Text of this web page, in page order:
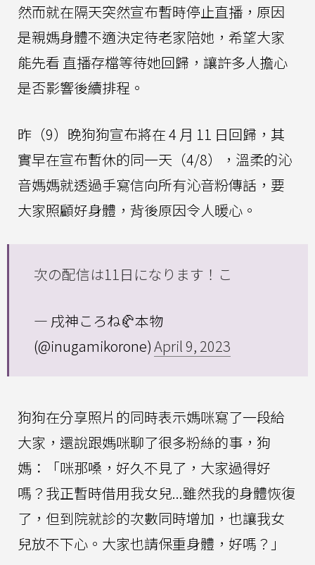
然而就在隔天突然宣布暫時停止直播，原因
是親媽身體不適決定待老家陪她，希望大家
能先看 直播存檔等待她回歸，讓許多人擔心
是否影響後續排程。
昨（9）晚狗狗宣布將在 4 月 11 日回歸，其
實早在宣布暫休的同一天（4/8），溫柔的沁
音媽媽就透過手寫信向所有沁音粉傳話，要
大家照顧好身體，背後原因令人暖心。
次の配信は11日になります！こ
— 戌神ころね🥐本物
(@inugamikorone)April 9, 2023
狗狗在分享照片的同時表示媽咪寫了一段給
大家，還說跟媽咪聊了很多粉絲的事，狗
媽：「咪那嗓，好久不見了，大家過得好
嗎？我正暫時借用我女兒...雖然我的身體恢復
了，但到院就診的次數同時增加，也讓我女
兒放不下心。大家也請保重身體，好嗎？」